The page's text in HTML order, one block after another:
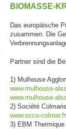
BIOMASSE-
Das europäische
zusammen. Die
Partner sind die
1) Mulhouse
www.mulhouse-
www.mulhouse-
2) Société
www.sccu-
3) EBM